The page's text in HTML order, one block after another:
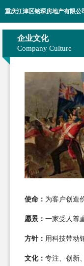
重庆江津区铭琛房地产有限公
企业文化
Company Culture
使命： 为客户创造
愿景： 一家受人尊
方针： 用科技带动
文化： 专注、创新